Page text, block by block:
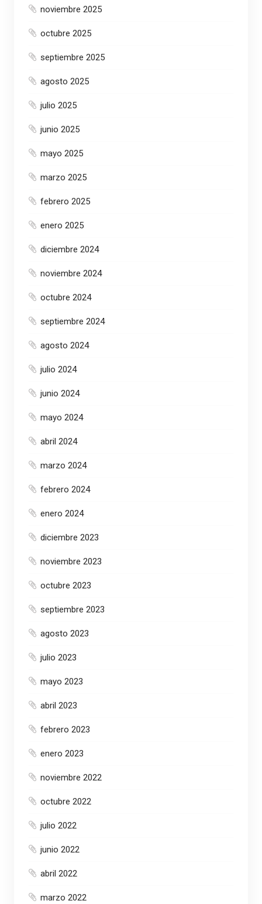
noviembre 2025
octubre 2025
septiembre 2025
agosto 2025
julio 2025
junio 2025
mayo 2025
marzo 2025
febrero 2025
enero 2025
diciembre 2024
noviembre 2024
octubre 2024
septiembre 2024
agosto 2024
julio 2024
junio 2024
mayo 2024
abril 2024
marzo 2024
febrero 2024
enero 2024
diciembre 2023
noviembre 2023
octubre 2023
septiembre 2023
agosto 2023
julio 2023
mayo 2023
abril 2023
febrero 2023
enero 2023
noviembre 2022
octubre 2022
julio 2022
junio 2022
abril 2022
marzo 2022